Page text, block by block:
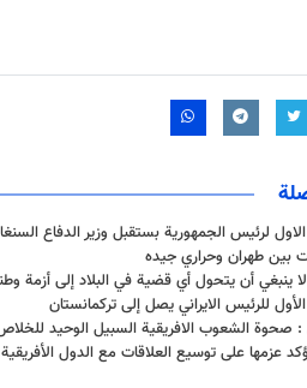
الاول لرئيس الجمهورية بستقبل وزير الدفاع
بين طهران وحراري جيده
ينبغي أن يتحول أي قضية في البلاد إلى أزمة
للرئيس الايراني يصل إلى تركمانستان
صحوة الشعوب الافريقية السبيل الوحيد
عزمها على توسيع العلاقات مع الدول الأفريقية